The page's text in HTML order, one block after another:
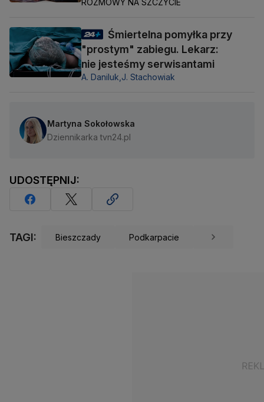
ROZMOWY NA SZCZYCIE
Śmiertelna pomyłka przy
"prostym" zabiegu. Lekarz:
nie jesteśmy serwisantami
A. Daniluk,J. Stachowiak
Martyna Sokołowska
Dziennikarka tvn24.pl
UDOSTĘPNIJ:
TAGI: Bieszczady Podkarpacie